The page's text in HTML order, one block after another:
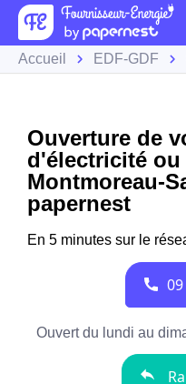
Accueil EDF-GDF